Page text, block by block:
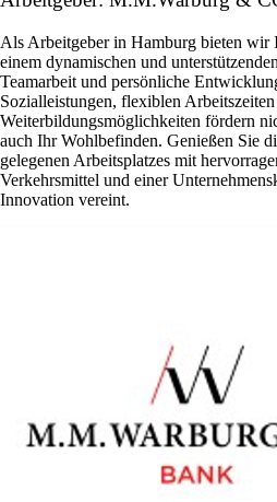
Als Arbeitgeber in Hamburg bieten
einem dynamischen und
Teamarbeit und persönliche
Sozialleistungen, flexiblen
Weiterbildungsmöglichkeiten fördern
auch Ihr Wohlbefinden. Genießen Sie
gelegenen Arbeitsplatzes mit
Verkehrsmittel und einer
Innovation vereint.